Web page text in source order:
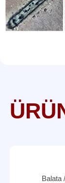
Balata